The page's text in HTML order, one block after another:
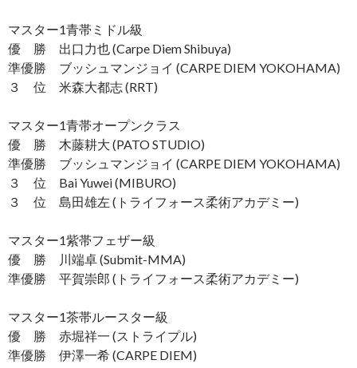
マスター1青帯ミドル級
優 勝 出口力也 (Carpe Diem Shibuya)
準優勝 ブッシュマンジョイ (CARPE DIEM YOKOHAMA)
３ 位 米森大都志 (RRT)
マスター1青帯オープンクラス
優 勝 木藤耕大 (PATO STUDIO)
準優勝 ブッシュマンジョイ (CARPE DIEM YOKOHAMA)
３ 位 Bai Yuwei (MIBURO)
３ 位 島田雄左 (トライフォース柔術アカデミー)
マスター1紫帯フェザー級
優 勝 川端卓 (Submit-MMA)
準優勝 平賀崇郎 (トライフォース柔術アカデミー)
マスター1茶帯ルースター級
優 勝 赤堀祥一 (ストライプル)
準優勝 伊澤一希 (CARPE DIEM)